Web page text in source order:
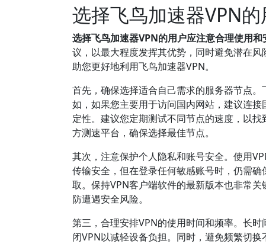
选择飞鸟加速器VPN
选择飞鸟加速器VPN的用户应注意合理使用
议，以最大程度发挥其优势，同时避免潜在
助您更好地利用飞鸟加速器VPN。
首先，确保选择适合自己需求的服务器节点
如，如果您主要用于访问国内网站，建议连
定性。建议您定期测试不同节点的速度，以
方测速平台，确保选择最佳节点。
其次，注意保护个人隐私和账号安全。使用
传输安全，但在登录任何敏感账号时，仍需
取。保持VPN客户端软件的最新版本也非常
防遭遇安全风险。
第三，合理安排VPN的使用时间和频率。长
闭VPN以减轻设备负担。同时，避免频繁切